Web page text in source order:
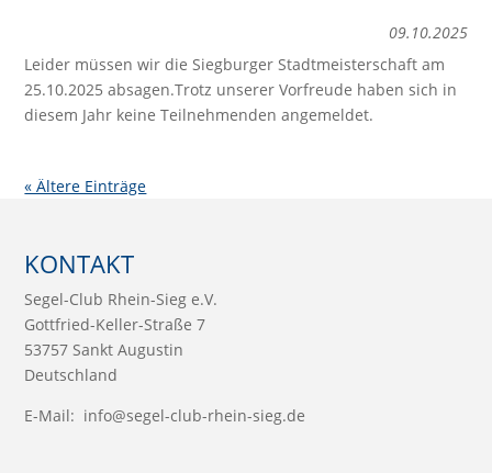
09.10.2025
Leider müssen wir die Siegburger Stadtmeisterschaft am
25.10.2025 absagen.Trotz unserer Vorfreude haben sich in
diesem Jahr keine Teilnehmenden angemeldet.
« Ältere Einträge
KONTAKT
Segel-Club Rhein-Sieg e.V.
Gottfried-Keller-Straße 7
53757 Sankt Augustin
Deutschland
E-Mail: info@segel-club-rhein-sieg.de